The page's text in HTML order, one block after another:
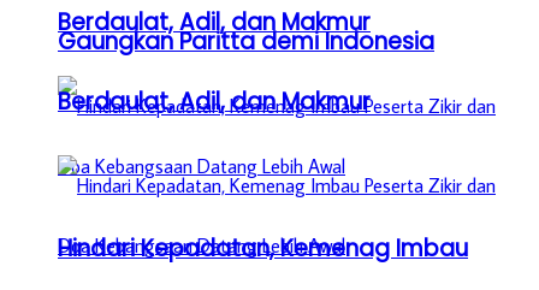
Berdaulat, Adil, dan Makmur
Hindari Kepadatan, Kemenag Imbau
Gaungkan Paritta demi Indonesia
Berdaulat, Adil, dan Makmur